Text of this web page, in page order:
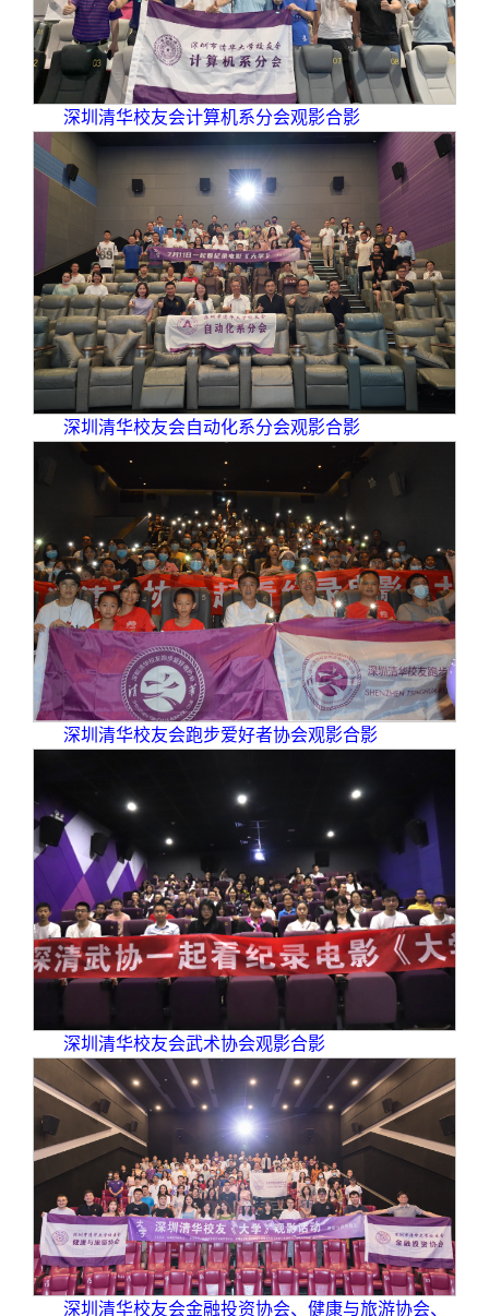
深圳清华校友会计算机系分会观影合影
深圳清华校友会自动化系分会观影合影
深圳清华校友会跑步爱好者协会观影合影
深圳清华校友会武术协会观影合影
深圳清华校友会金融投资协会、健康与旅游协会、